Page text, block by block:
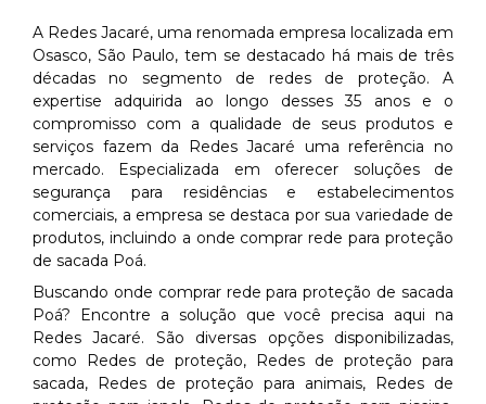
A Redes Jacaré, uma renomada empresa localizada em
Osasco, São Paulo, tem se destacado há mais de três
décadas no segmento de redes de proteção. A
expertise adquirida ao longo desses 35 anos e o
compromisso com a qualidade de seus produtos e
serviços fazem da Redes Jacaré uma referência no
mercado. Especializada em oferecer soluções de
segurança para residências e estabelecimentos
comerciais, a empresa se destaca por sua variedade de
produtos, incluindo a onde comprar rede para proteção
de sacada Poá.
Buscando onde comprar rede para proteção de sacada
Poá? Encontre a solução que você precisa aqui na
Redes Jacaré. São diversas opções disponibilizadas,
como Redes de proteção, Redes de proteção para
sacada, Redes de proteção para animais, Redes de